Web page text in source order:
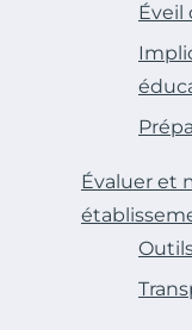
Éveil
Évaluer et